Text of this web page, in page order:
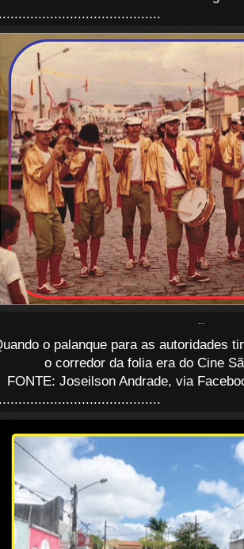
.........................................
o palanque para as autoridades
o corredor da folia era do Cine
FONTE: Joseilson Andrade, via
.........................................